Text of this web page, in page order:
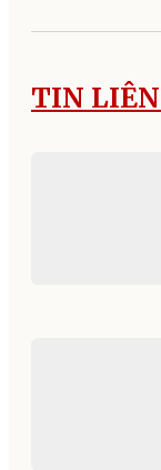
TIN